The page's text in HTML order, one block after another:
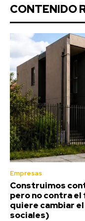
CONTENIDO
Empresas
Construimos
pero no contra
quiere cambiar
sociales)